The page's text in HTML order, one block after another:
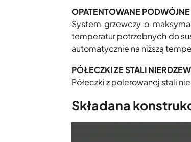
OPATENTOWANE
System grzewczy o
temperatur potrzebnych do
automatycznie na niższą
PÓŁECZKI ZE STALI
Półeczki z polerowanej stali
Składana